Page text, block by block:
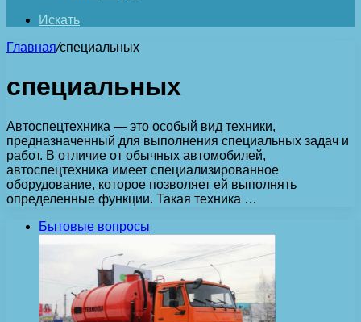
Искать
Главная/специальных
специальных
Автоспецтехника — это особый вид техники,
предназначенный для выполнения специальных задач и
работ. В отличие от обычных автомобилей,
автоспецтехника имеет специализированное
оборудование, которое позволяет ей выполнять
определенные функции. Такая техника …
Бытовые вопросы